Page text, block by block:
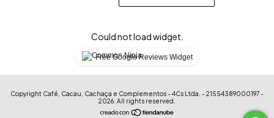
Could not load widget.
Free Google Reviews Widget
Copyright Café, Cacau, Cachaça e Complementos - 4Cs Ltda. - 21554389000197 -
2026. All rights reserved.